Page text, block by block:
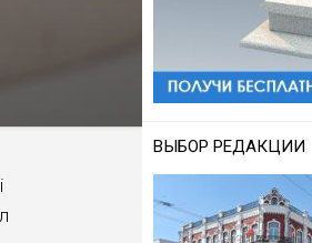
ВЫБОР РЕДАКЦИИ